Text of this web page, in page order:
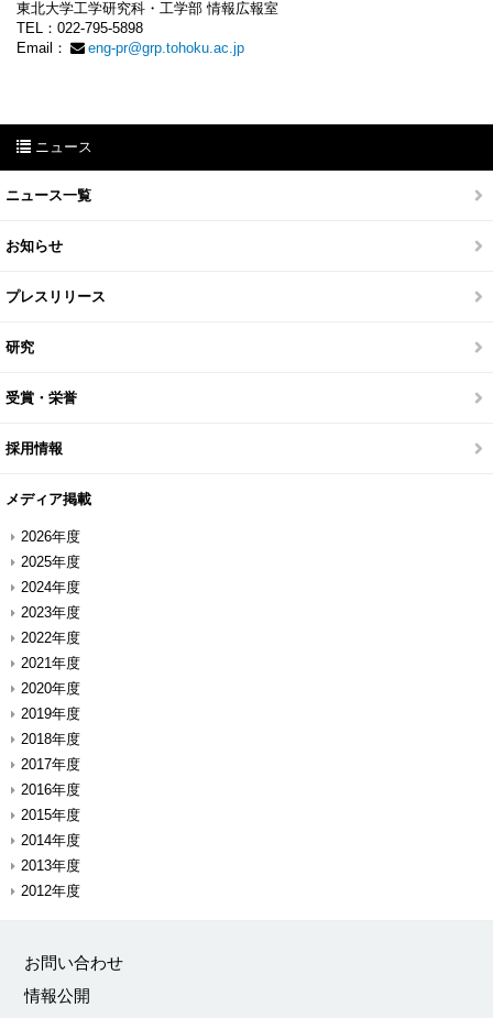
東北大学工学研究科・工学部 情報広報室
TEL：022-795-5898
Email：
eng-pr@grp.tohoku.ac.jp
ニュース
ニュース一覧
お知らせ
プレスリリース
研究
受賞・栄誉
採用情報
メディア掲載
2026年度
2025年度
2024年度
2023年度
2022年度
2021年度
2020年度
2019年度
2018年度
2017年度
2016年度
2015年度
2014年度
2013年度
2012年度
お問い合わせ
情報公開